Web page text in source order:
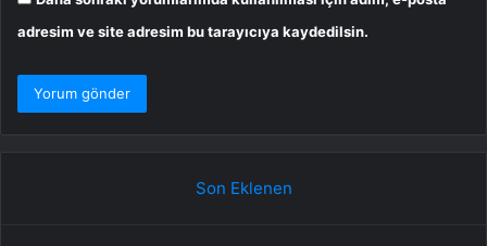
adresim ve site adresim bu tarayıcıya kaydedilsin.
Son Eklenen